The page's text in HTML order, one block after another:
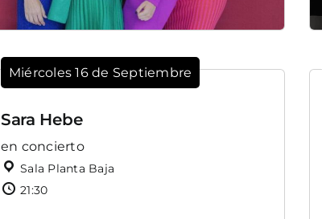
Miércoles 16 de Septiembre
Sara Hebe
en concierto
Sala Planta Baja
21:30